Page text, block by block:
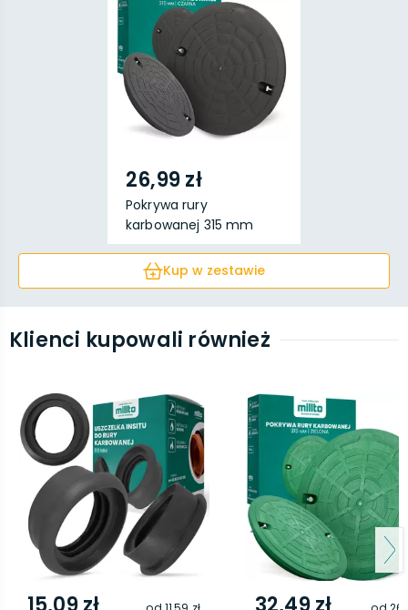
26,99 zł
Pokrywa rury
karbowanej 315 mm
czarna
Kup w zestawie
Klienci kupowali również